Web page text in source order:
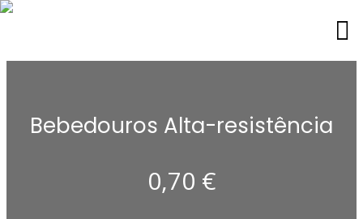
Bebedouros Alta-resistência
0,70 €